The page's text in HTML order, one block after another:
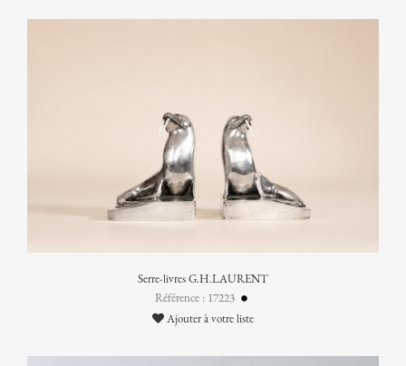
Serre-livres G.H.LAURENT
Référence : 17223
Ajouter à votre liste